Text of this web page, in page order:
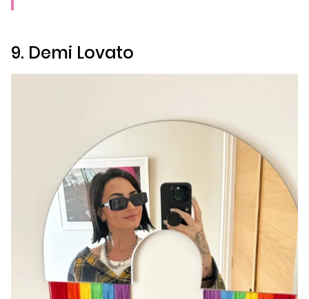
9. Demi Lovato